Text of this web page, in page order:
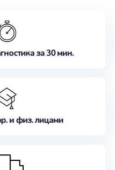
за 30 мин.
и физ. лицами